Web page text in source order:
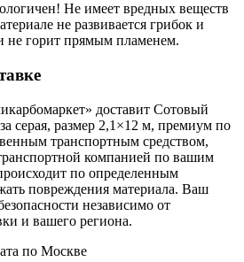
Не имеет вредных веществ
не развивается грибок и
не горит прямым пламенем.
доставит Сотовый
серая, размер 2,1×12 м, премиум по
транспортным средством,
компанией по вашим
по определенным
повреждения материала. Ваш
независимо от
и вашего региона.